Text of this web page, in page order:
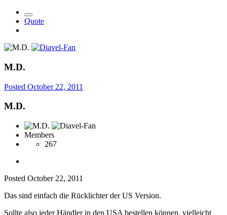
Quote
M.D.
Posted October 22, 2011
M.D.
Members
267
Posted October 22, 2011
Das sind einfach die Rücklichter der US Version.
Sollte also jeder Händler in den USA bestellen können, vielleicht